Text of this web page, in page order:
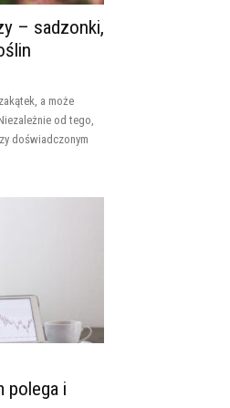
– sadzonki,
a może
od tego,
doświadczonym
polega i